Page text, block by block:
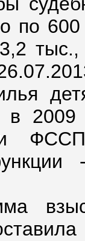
по
в
ФССП